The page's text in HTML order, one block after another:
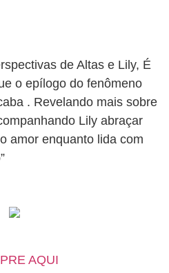
de Altas e Lily, É
o epílogo do fenômeno
. Revelando mais sobre
Lily abraçar
amor enquanto lida com
AQUI